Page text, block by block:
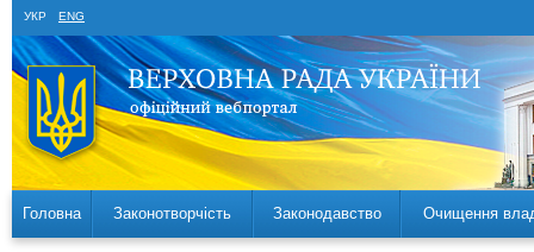
УКР ENG
Головна Законотворчість Законодавство Очищення